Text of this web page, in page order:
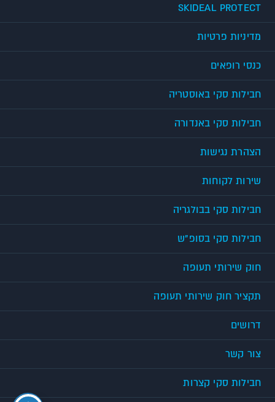
SKIDEAL PROTECT
מדיניות פרטיות
כנסי רופאים
חבילות סקי באוסטריה
חבילות סקי באנדורה
הצהרת נגישות
שירות לקוחות
חבילות סקי בבולגריה
חבילות סקי בסופ"ש
חוק שירותי תעופה
תקציר חוק שירותי תעופה
דרושים
צור קשר
חבילות סקי קצרות